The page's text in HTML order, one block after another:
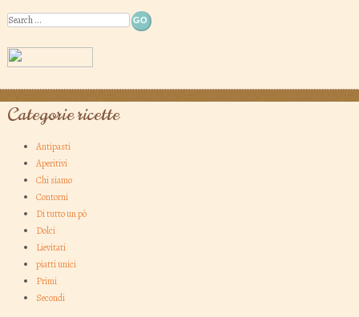
Search
Categorie ricette
Antipasti
Aperitivi
Chi siamo
Contorni
Di tutto un pò
Dolci
Lievitati
piatti unici
Primi
Secondi